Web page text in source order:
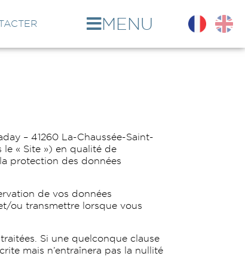
MENU
– 41260 La-Chaussée-Saint-
« Site ») en qualité de
protection des données
de vos données
ou transmettre lorsque vous
Si une quelconque clause
mais n’entraînera pas la nullité